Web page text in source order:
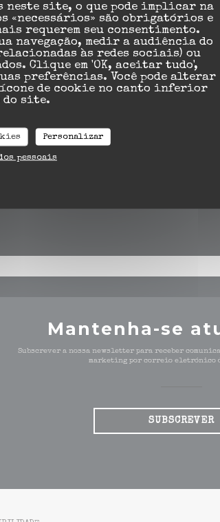
site, o que pode implicar na
«necessários» são obrigatórios e
requerem seu consentimento.
navegação, medir a audiência do
às redes sociais) ou
Clique em 'OK, aceitar tudo',
preferências. Você pode alterar
ícone de cookie no canto inferior
do site.
Personalizar
pessoais
((abre numa nova janela))
((abre numa nova janela))
Mantenha-se
Subscrever a nossa newsletter para receber
marketing por correio eletrónico
SUBSCREVER